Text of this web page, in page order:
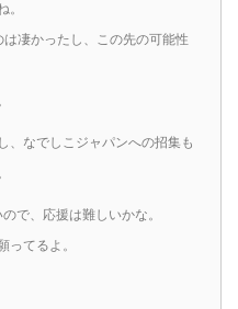
。
凄かったし、この先の可能性
、なでしこジャパンへの招集も
で、応援は難しいかな。
ってるよ。